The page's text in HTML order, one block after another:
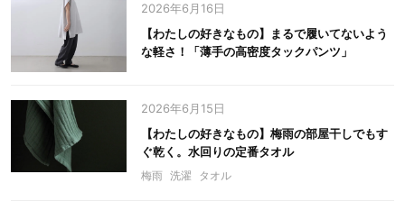
2026年6月16日
【わたしの好きなもの】まるで履いてないよう
な軽さ！「薄手の高密度タックパンツ」
2026年6月15日
【わたしの好きなもの】梅雨の部屋干しでもす
ぐ乾く。水回りの定番タオル
梅雨 洗濯 タオル